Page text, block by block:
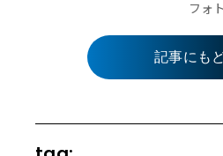
フォ
記事にも